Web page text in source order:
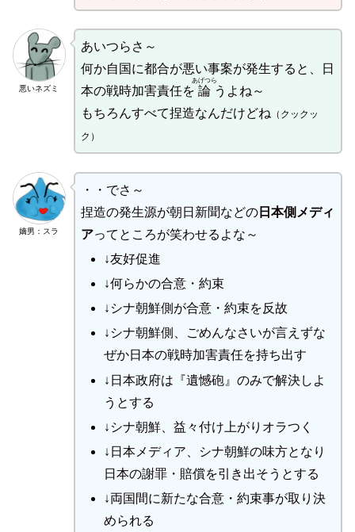
悪いネズミ
あいつらさ～
何か自国に都合が悪い事案が発生すると、日
本の戦時加害責任を 論
あげつら
うよね～
もちろんすべて捏造なんだけどね（クックッ
ク）
嫡男：スラ
・・でさ～
捏造の発生源が朝日新聞などの日本側メディ
アってところが笑わせるよな～
↓友好促進
↓何らかの合意・約束
↓シナ朝鮮側が合意・約束を反故
↓シナ朝鮮側、ごめんなさいが言えずな
ぜか日本の戦時加害責任を持ち出す
↓日本政府は『遺憾砲』のみで解決しよ
うとする
↓シナ朝鮮、益々付け上がりオラつく
↓日本メディア、シナ朝鮮の味方となり
日本の謝罪・賠償を引き出そうとする
↓両国間に新たな合意・約束事が取り決
められる